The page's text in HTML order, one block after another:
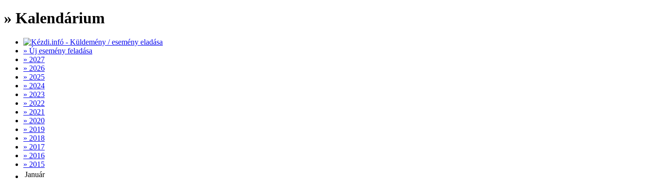
» Kalendárium
» Új esemény feladása
» 2027
» 2026
» 2025
» 2024
» 2023
» 2022
» 2021
» 2020
» 2019
» 2018
» 2017
» 2016
» 2015
Január